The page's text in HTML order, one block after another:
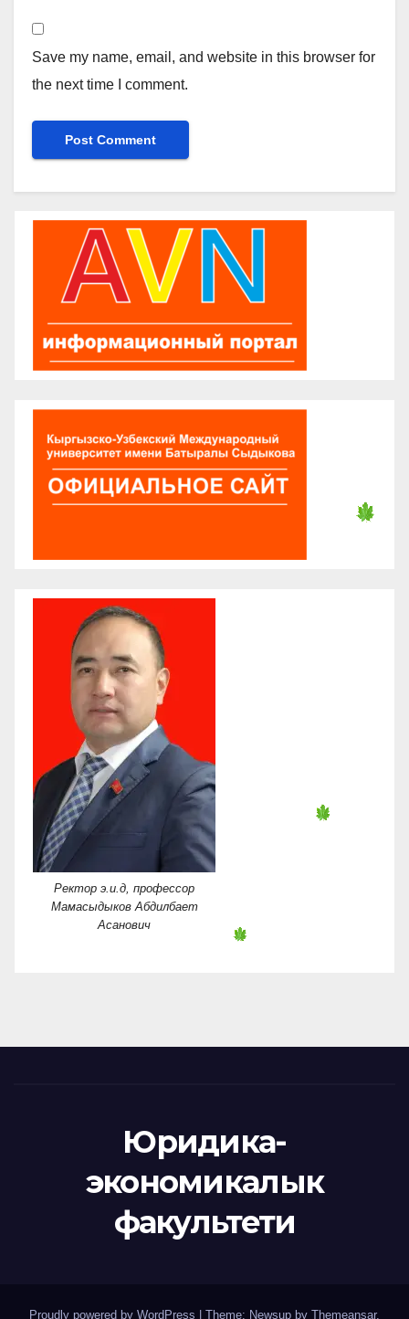
Save my name, email, and website in this browser for
the next time I comment.
Ректор э.и.д, профессор
Мамасыдыков Абдилбает
Асанович
Юридика-
экономикалык
факультети
Proudly powered by WordPress Theme: Newsup by Themeansar.